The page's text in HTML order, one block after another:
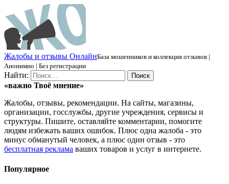
Жалобы и отзывы ОнлайнБаза мошенников и коллекция отзывов |
Анонимно | Без регистрации
Найти:
«важно Твоё мнение»
Жалобы, отзывы, рекомендации. На сайты, магазины,
организации, госслужбы, другие учреждения, сервисы и
структуры. Пишите, оставляйте комментарии, помогите
людям избежать ваших ошибок. Плюс одна жалоба - это
минус обманутый человек, а плюс один отзыв - это
бесплатная реклама ваших товаров и услуг в интернете.
Популярное